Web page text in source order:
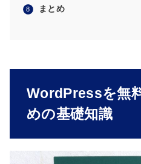
まとめ
WordPressを無
めの基礎知識